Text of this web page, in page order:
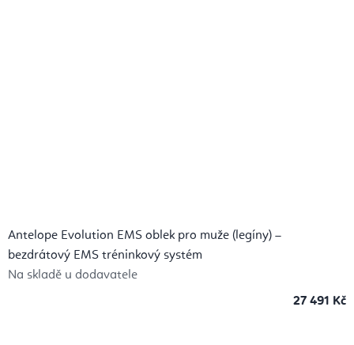
Antelope Evolution EMS oblek pro muže (legíny) –
bezdrátový EMS tréninkový systém
Na skladě u dodavatele
27 491 Kč